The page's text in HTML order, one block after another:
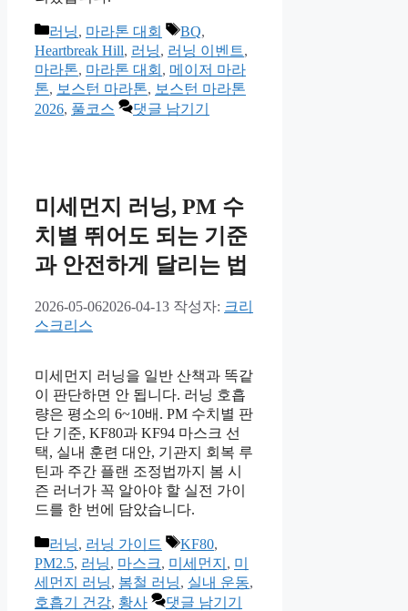
카
테
고
리
러닝, 마라톤 대회
태
그
BQ,
Heartbreak Hill, 러닝, 러닝 이벤트,
마라톤, 마라톤 대회 , 메이저 마라
톤, 보스턴 마라톤, 보스턴 마라톤
2026, 풀코스 댓글 남기기
미세먼지 러닝, PM 수
치별 뛰어도 되는 기준
과 안전하게 달리는 법
2026-05-062026-04-13 작성자: 크리
스크리스
미세먼지 러닝을 일반 산책과 똑같
이 판단하면 안 됩니다. 러닝 호흡
량은 평소의 6~10배. PM 수치별 판
단 기준, KF80과 KF94 마스크 선
택, 실내 훈련 대안, 기관지 회복 루
틴과 주간 플랜 조정법까지 봄 시
즌 러너가 꼭 알아야 할 실전 가이
드를 한 번에 담았습니다.
카
테
고
리
러닝, 러닝 가이드
태
그
KF80,
PM2.5, 러닝, 마스크, 미세먼지 , 미
세먼지 러닝, 봄철 러닝, 실내 운동,
호흡기 건강, 황사 댓글 남기기